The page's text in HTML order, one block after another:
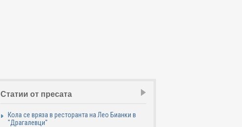
Статии от пресата
Кола се вряза в ресторанта на Лео Бианки в
"Драгалевци"